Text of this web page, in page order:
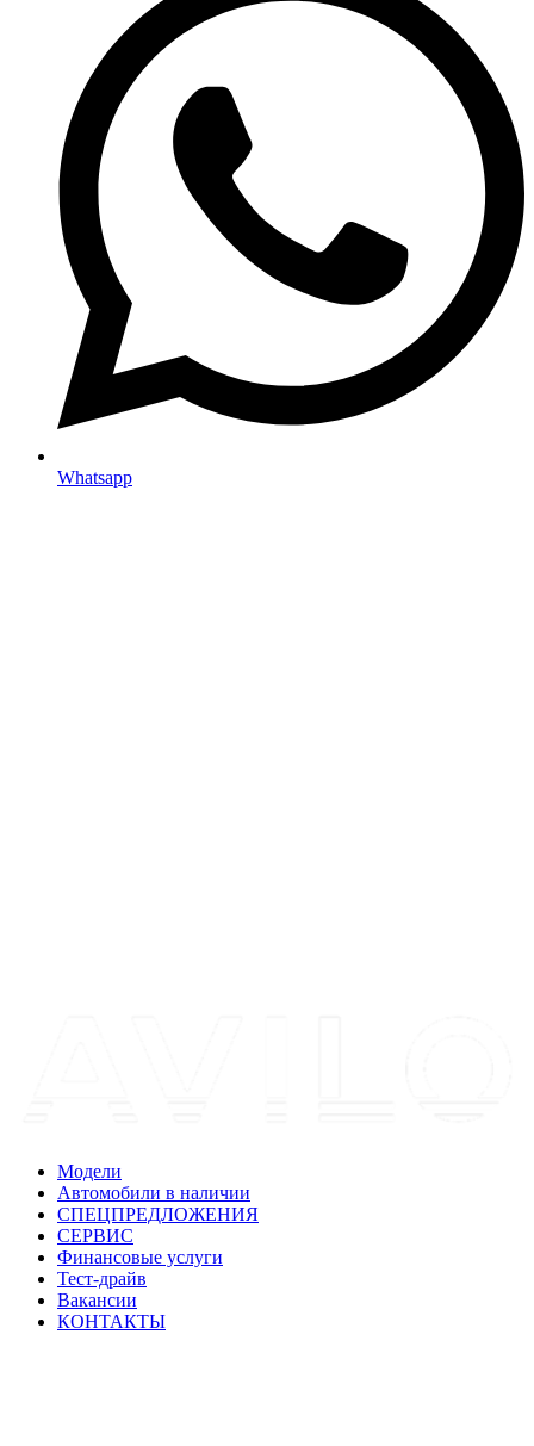
Whatsapp
Модели
Автомобили в наличии
СПЕЦПРЕДЛОЖЕНИЯ
СЕРВИС
Финансовые услуги
Тест-драйв
Вакансии
КОНТАКТЫ